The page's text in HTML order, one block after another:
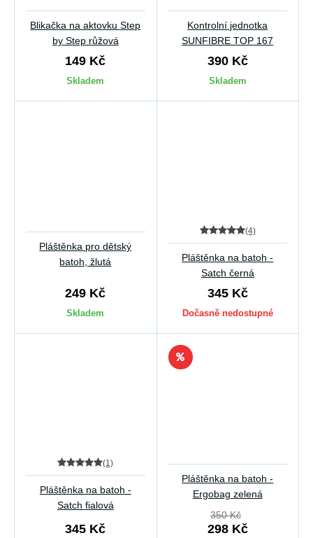
Blikačka na aktovku Step
by Step růžová
149 Kč
Skladem
Kontrolní jednotka
SUNFIBRE TOP 167
390 Kč
Skladem
Pláštěnka pro dětský
batoh, žlutá
249 Kč
Skladem
(4)
Pláštěnka na batoh -
Satch černá
345 Kč
Dočasně nedostupné
(1)
Pláštěnka na batoh -
Satch fialová
345 Kč
Pláštěnka na batoh -
Ergobag zelená
350 Kč
298 Kč